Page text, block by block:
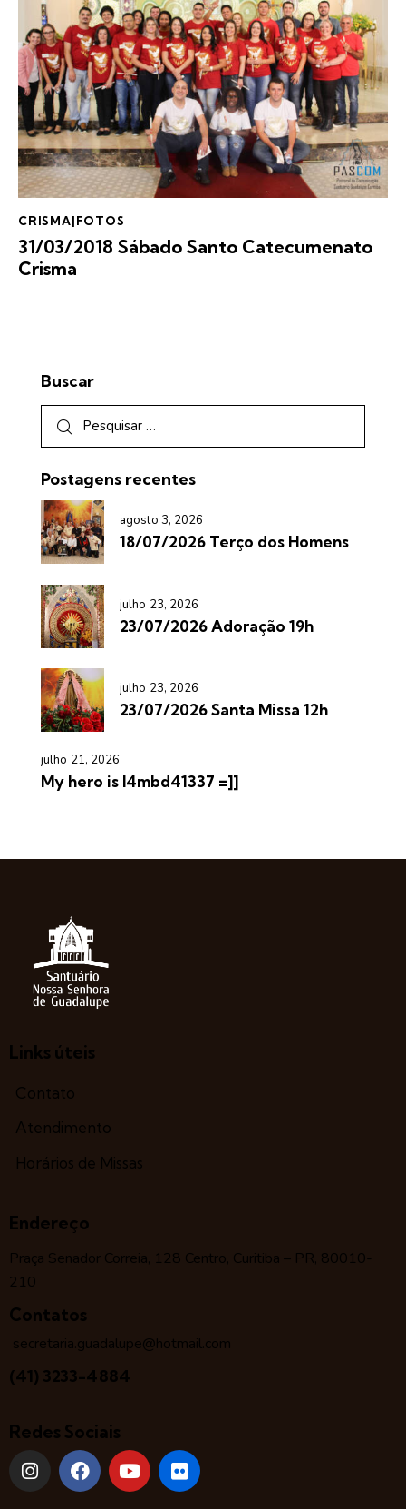
CRISMA|FOTOS
31/03/2018 Sábado Santo Catecumenato
Crisma
Buscar
Postagens recentes
agosto 3, 2026
18/07/2026 Terço dos Homens
julho 23, 2026
23/07/2026 Adoração 19h
julho 23, 2026
23/07/2026 Santa Missa 12h
julho 21, 2026
My hero is l4mbd41337 =]]
Links úteis
Contato
Atendimento
Horários de Missas
Endereço
Praça Senador Correia, 128 Centro, Curitiba – PR, 80010-
210
Contatos
secretaria.guadalupe@hotmail.com
(41) 3233-4884
Redes Sociais